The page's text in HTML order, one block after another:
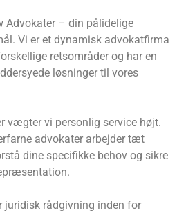
Advokater – din pålidelige
Vi er et dynamisk advokatfirma
retsområder og har en
løsninger til vores
vægter vi personlig service højt.
advokater arbejder tæt
dine specifikke behov og sikre
juridisk rådgivning inden for